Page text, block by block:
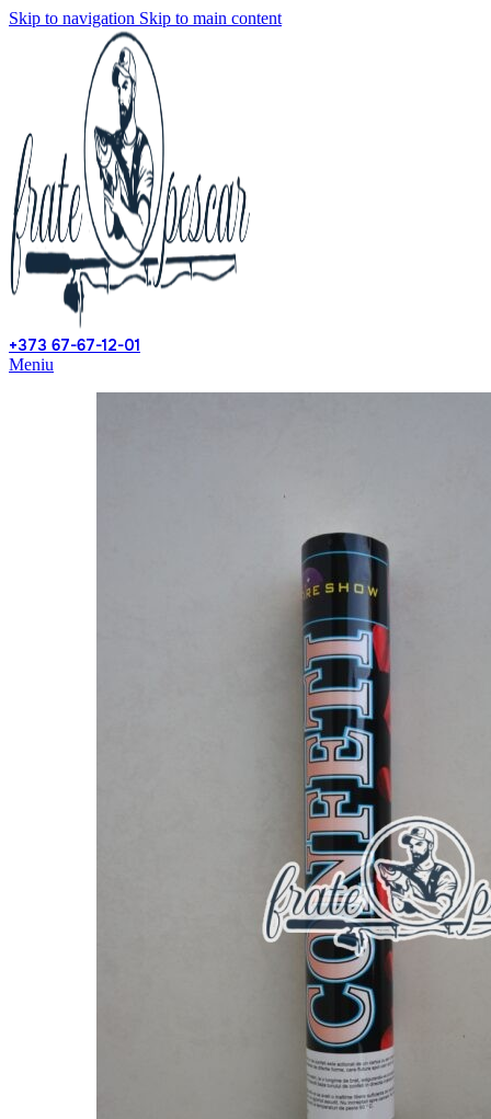
Skip to navigation Skip to main content
+373 67-67-12-01
Meniu